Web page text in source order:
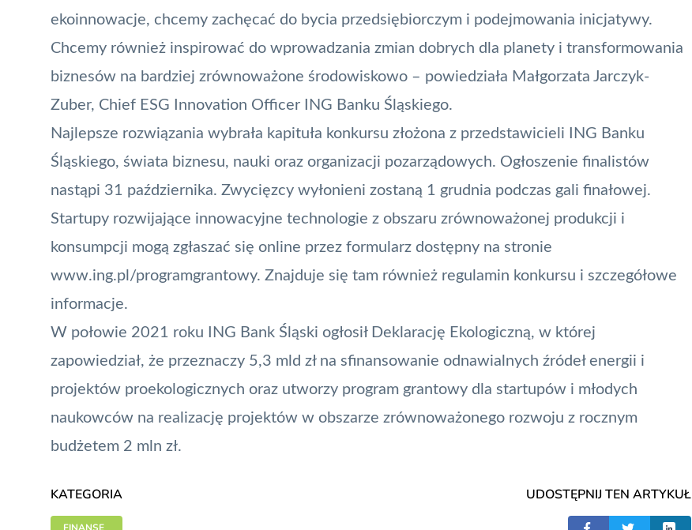
ekoinnowacje, chcemy zachęcać do bycia przedsiębiorczym i podejmowania inicjatywy.
Chcemy również inspirować do wprowadzania zmian dobrych dla planety i transformowania
biznesów na bardziej zrównoważone środowiskowo – powiedziała Małgorzata Jarczyk-
Zuber, Chief ESG Innovation Officer ING Banku Śląskiego.
Najlepsze rozwiązania wybrała kapituła konkursu złożona z przedstawicieli ING Banku
Śląskiego, świata biznesu, nauki oraz organizacji pozarządowych. Ogłoszenie finalistów
nastąpi 31 października. Zwycięzcy wyłonieni zostaną 1 grudnia podczas gali finałowej.
Startupy rozwijające innowacyjne technologie z obszaru zrównoważonej produkcji i
konsumpcji mogą zgłaszać się online przez formularz dostępny na stronie
www.ing.pl/programgrantowy. Znajduje się tam również regulamin konkursu i szczegółowe
informacje.
W połowie 2021 roku ING Bank Śląski ogłosił Deklarację Ekologiczną, w której
zapowiedział, że przeznaczy 5,3 mld zł na sfinansowanie odnawialnych źródeł energii i
projektów proekologicznych oraz utworzy program grantowy dla startupów i młodych
naukowców na realizację projektów w obszarze zrównoważonego rozwoju z rocznym
budżetem 2 mln zł.
KATEGORIA UDOSTĘPNIJ TEN ARTYKUŁ